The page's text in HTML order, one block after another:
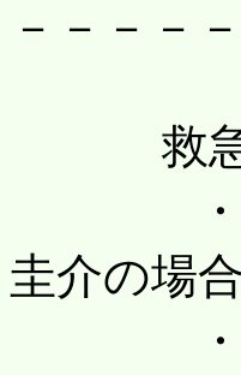
－－－－
救急救
・将来
圭介の場
・きっ